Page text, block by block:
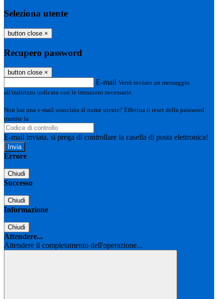
Seleziona utente
button close ×
Recupero password
button close ×
E-mail Verrà inviato un messaggio
all'indirizzo indicato con le istruzioni necessarie.
Non hai una e-mail associata al nome utente? Effettua il reset della password
tramite la
E-mail inviata, si prega di controllare la casella di posta elettronica!
Errore
Chiudi
Successo
Chiudi
Informazione
Chiudi
Attendere...
Attendere il completamento dell'operazione...